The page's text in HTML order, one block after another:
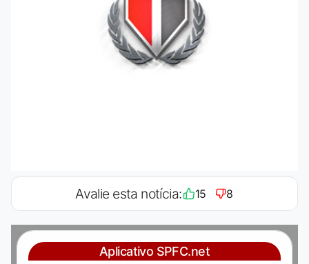
Avalie esta notícia: 15 8
Aplicativo SPFC.net